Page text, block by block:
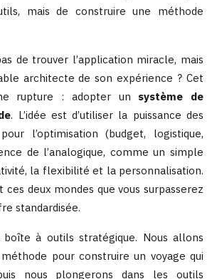
mais de construire une méthode
de trouver l’application miracle, mais
architecte de son expérience ? Cet
rupture : adopter un système de
. L’idée est d’utiliser la puissance des
l’optimisation (budget, logistique,
de l’analogique, comme un simple
la flexibilité et la personnalisation.
ces deux mondes que vous surpasserez
standardisée.
à outils stratégique. Nous allons
pour construire un voyage qui
nous plongerons dans les outils